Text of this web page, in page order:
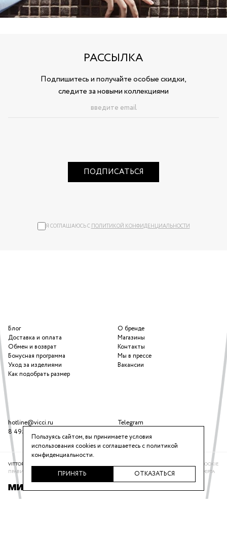
РАССЫЛКА
Подпишитесь и получайте особые скидки,
следите за новыми коллекциями
ПОДПИСАТЬСЯ
Я СОГЛАШАЮСЬ СПОЛИТИКОЙ КОНФИДЕНЦИАЛЬНОСТИ
О бренде
Магазины
Контакты
Мы в прессе
Вакансии
Telegram
Блог
Доставка и оплата
Обмен и возврат
Бонусная программа
Уход за изделиями
Как подобрать размер
hotline@vicci.ru
8 495 646 16 47
VITTORIA VICCI © 2016-2025
ИСПОЛЬЗОВАНИЕ COOKIE
ПРАВИЛА ПРОГРАММЫ ЛОЯЛЬНОСТИ
РЕКОМЕНДАТЕЛЬНАЯ СИСТЕМАПУБЛИЧНАЯ ОФЕРТА
Пользуясь сайтом, вы принимаете условия
использования cookies и соглашаетесь сполитикой
конфиденциальности.
ПРИНЯТЬ ОТКАЗАТЬСЯ